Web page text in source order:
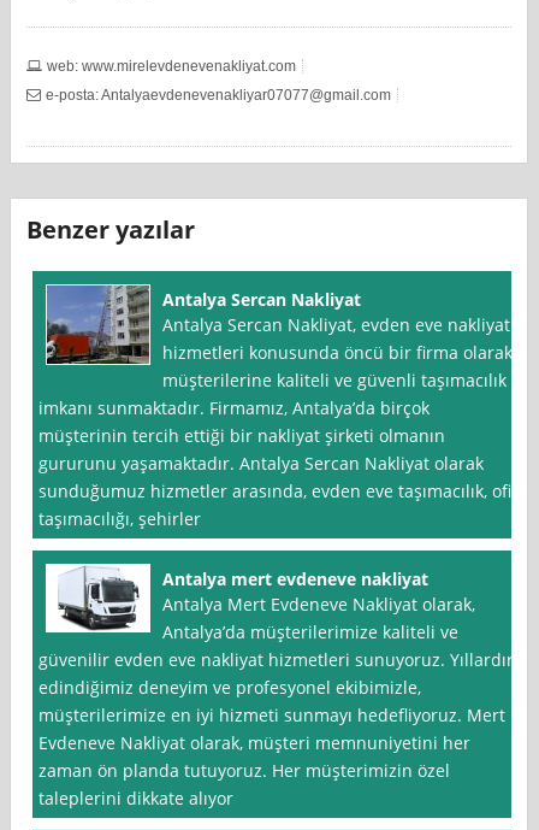
web: www.mirelevdenevenakliyat.com
e-posta:Antalyaevdenevenakliyar07077@gmail.com
Benzer yazılar
Antalya Sercan Nakliyat
Antalya Sercan Nakliyat, evden eve nakliyat
hizmetleri konusunda öncü bir firma olarak,
müşterilerine kaliteli ve güvenli taşımacılık
imkanı sunmaktadır. Firmamız, Antalya’da birçok
müşterinin tercih ettiği bir nakliyat şirketi olmanın
gururunu yaşamaktadır. Antalya Sercan Nakliyat olarak
sunduğumuz hizmetler arasında, evden eve taşımacılık, ofis
taşımacılığı, şehirler
Antalya mert evdeneve nakliyat
Antalya Mert Evdeneve Nakliyat olarak,
Antalya’da müşterilerimize kaliteli ve
güvenilir evden eve nakliyat hizmetleri sunuyoruz. Yıllardır
edindiğimiz deneyim ve profesyonel ekibimizle,
müşterilerimize en iyi hizmeti sunmayı hedefliyoruz. Mert
Evdeneve Nakliyat olarak, müşteri memnuniyetini her
zaman ön planda tutuyoruz. Her müşterimizin özel
taleplerini dikkate alıyor